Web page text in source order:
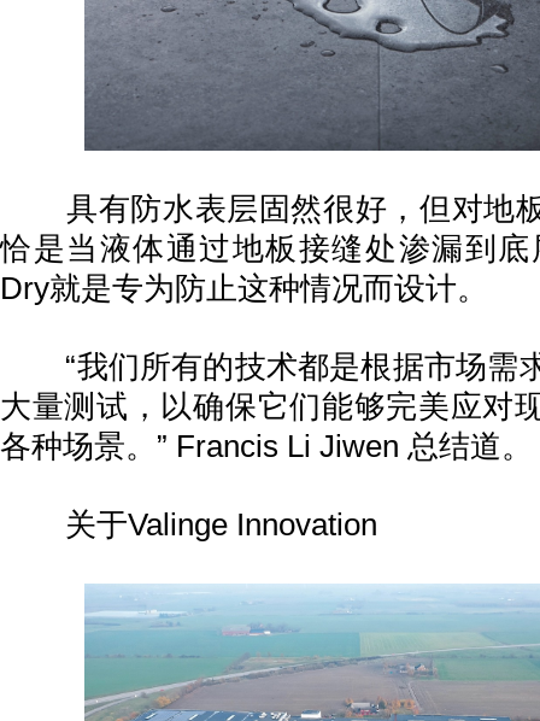
具有防水表层固然很好，但对地
恰是当液体通过地板接缝处渗漏到
Dry就是专为防止这种情况而设计。
“我们所有的技术都是根据市场需
大量测试，以确保它们能够完美应对
各种场景。” Francis Li Jiwen 总结道。
关于Valinge Innovation